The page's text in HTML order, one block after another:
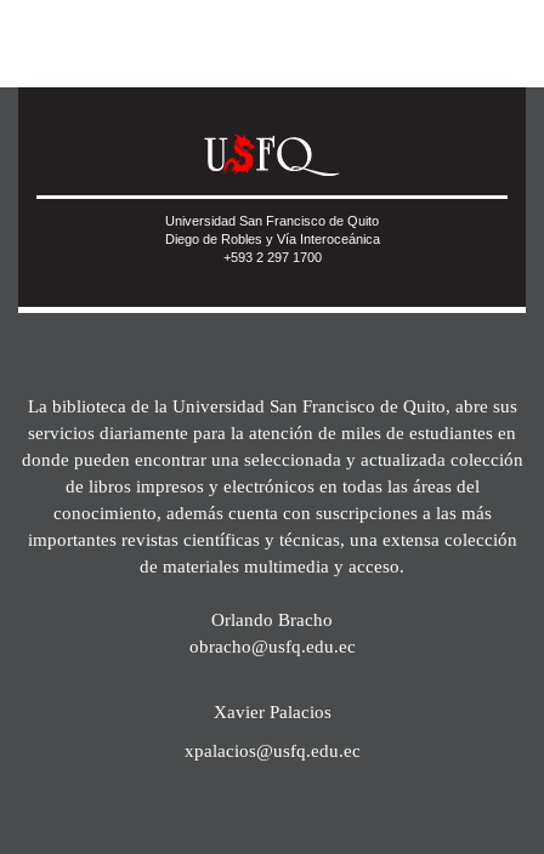
Universidad San Francisco de Quito
Diego de Robles y Vía Interoceánica
+593 2 297 1700
La biblioteca de la Universidad San Francisco de Quito, abre sus
servicios diariamente para la atención de miles de estudiantes en
donde pueden encontrar una seleccionada y actualizada colección
de libros impresos y electrónicos en todas las áreas del
conocimiento, además cuenta con suscripciones a las más
importantes revistas científicas y técnicas, una extensa colección
de materiales multimedia y acceso.
Orlando Bracho
obracho@usfq.edu.ec
Xavier Palacios
xpalacios@usfq.edu.ec